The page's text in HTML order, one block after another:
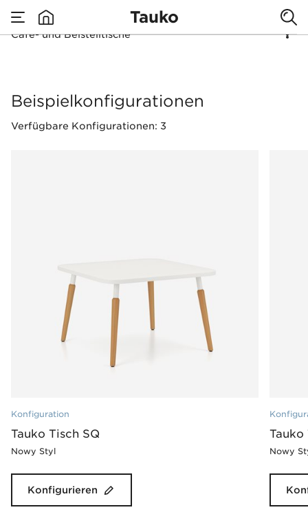
Tauko
Café- und Beistelltische
Café- und
Beispielkonfigurationen
Verfügbare Konfigurationen: 3
Konfiguration
Tauko Tisch SQ
Nowy Styl
Konfigurieren
Tauko
Nowy